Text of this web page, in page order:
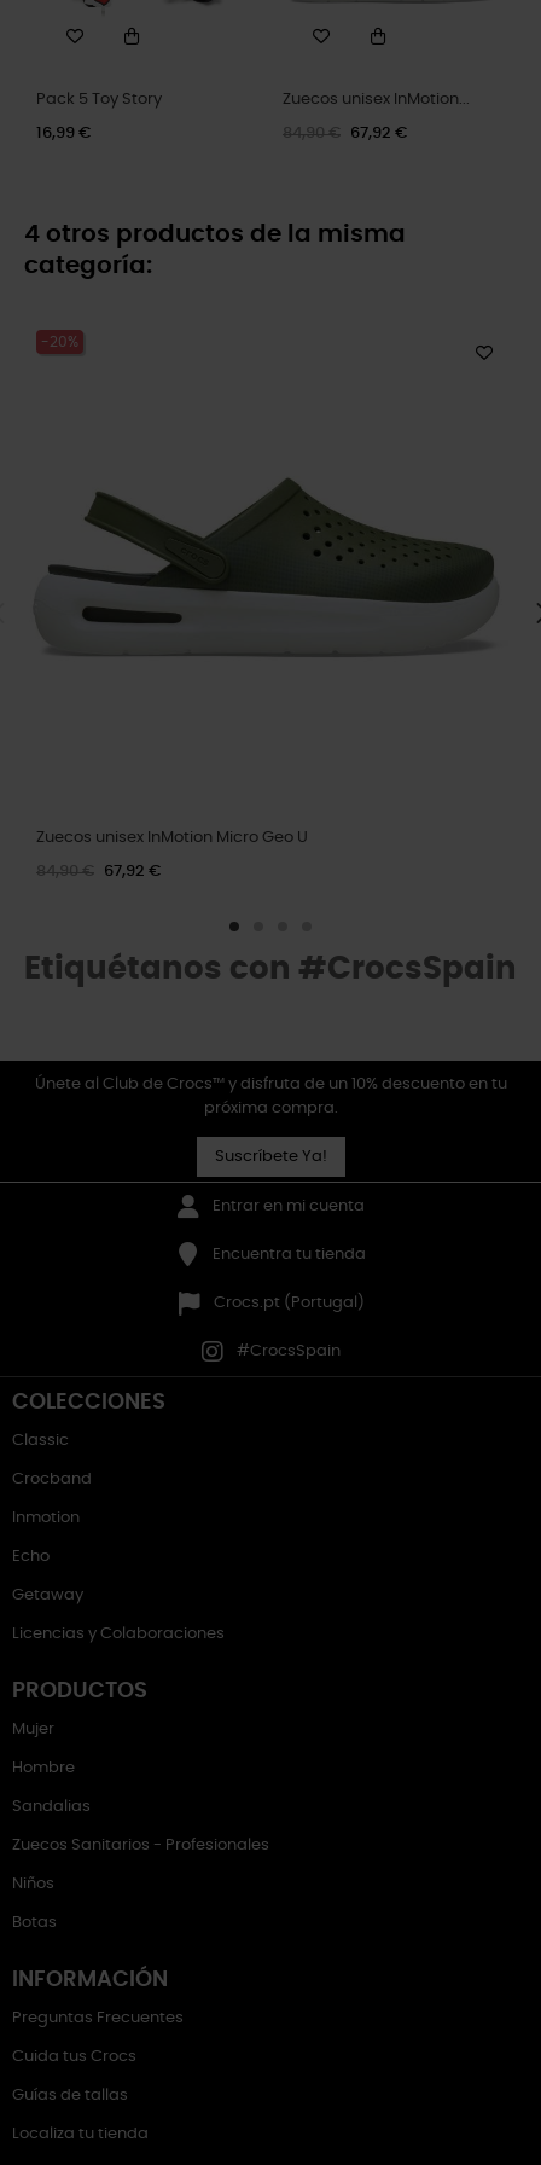
Pack 5 Toy Story
16,99 €
Zuecos unisex InMotion...
84,90 € 67,92 €
4 otros productos de la misma
categoría:
-20%
Zuecos unisex InMotion Micro Geo U
84,90 € 67,92 €
Etiquétanos con #CrocsSpain
Únete al Club de Crocs™ y disfruta de un 10% descuento en tu
próxima compra.
Suscríbete Ya!
Entrar en mi cuenta
Encuentra tu tienda
Crocs.pt (Portugal)
#CrocsSpain
COLECCIONES
Classic
Crocband
Inmotion
Echo
Getaway
Licencias y Colaboraciones
PRODUCTOS
Mujer
Hombre
Sandalias
Zuecos Sanitarios - Profesionales
Niños
Botas
INFORMACIÓN
Preguntas Frecuentes
Cuida tus Crocs
Guías de tallas
Localiza tu tienda